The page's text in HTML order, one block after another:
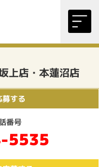
上店・本蓮沼店
募する
番号
5535